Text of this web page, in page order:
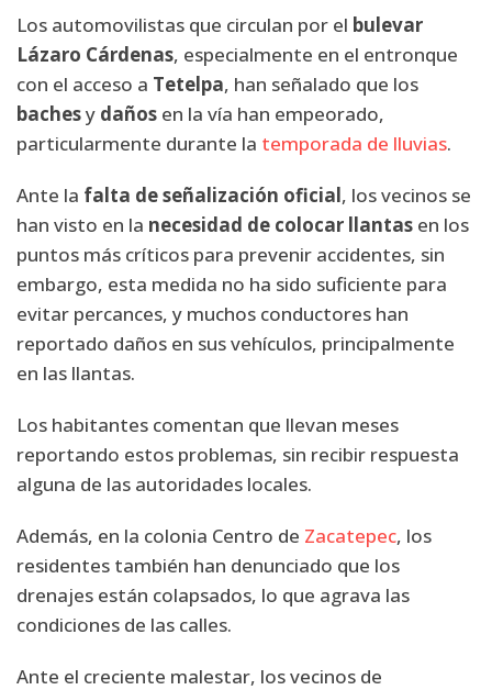
Los automovilistas que circulan por el bulevar
Lázaro Cárdenas, especialmente en el entronque
con el acceso a Tetelpa, han señalado que los
bachesy daños en la vía han empeorado,
particularmente durante la temporada de lluvias.
Ante la falta de señalización oficial, los vecinos se
han visto en la necesidad de colocar llantas en los
puntos más críticos para prevenir accidentes, sin
embargo, esta medida no ha sido suficiente para
evitar percances, y muchos conductores han
reportado daños en sus vehículos, principalmente
en las llantas.
Los habitantes comentan que llevan meses
reportando estos problemas, sin recibir respuesta
alguna de las autoridades locales.
Además, en la colonia Centro de Zacatepec, los
residentes también han denunciado que los
drenajes están colapsados, lo que agrava las
condiciones de las calles.
Ante el creciente malestar, los vecinos de